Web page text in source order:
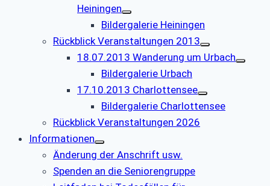
Heiningen
Bildergalerie Heiningen
Rückblick Veranstaltungen 2013
18.07.2013 Wanderung um Urbach
Bildergalerie Urbach
17.10.2013 Charlottensee
Bildergalerie Charlottensee
Rückblick Veranstaltungen 2026
Informationen
Änderung der Anschrift usw.
Spenden an die Seniorengruppe